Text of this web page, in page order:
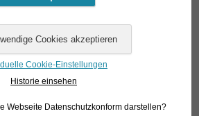
Cookie-Einstellungen
Historie einsehen
Webseite Datenschutzkonform darstellen?